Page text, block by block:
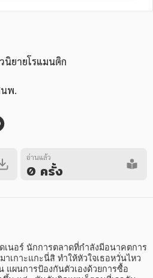
ยอดนิยม หนังสือเช่า
นิยายโรแมนติก
พ.
อ่านแล้ว
0 ครั้ง
เกาะแกะนี่สิ ทำให้หัวใจเธอหวั่นไหว
แผนการป้องกันตัวเองด้วยการซื้อ